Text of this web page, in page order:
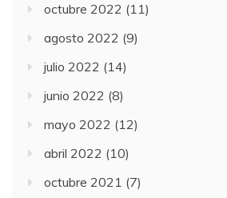
octubre 2022 (11)
agosto 2022 (9)
julio 2022 (14)
junio 2022 (8)
mayo 2022 (12)
abril 2022 (10)
octubre 2021 (7)